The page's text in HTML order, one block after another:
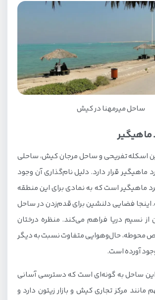
ساحل میرمهنا در کیش
اسکله تفریحی و ساحل مرجان کیش، ساحلی
ماهیگیر قرار دارد. دلیل نام‌گذاری آن وجود
ماهیگیر است که به نمادی برای این منطقه
فضایی دلنشین برای قدم‌زدن در ساحل
نسیم دریا فراهم می‌کند. منظره درختان
محوطه، حال‌وهوایی متفاوت نسبت به دیگر
آورده است.
ساحل به گونه‌ای است که دسترسی آسانی
مانند مرکز تجاری کیش و بازار زیتون دارد و